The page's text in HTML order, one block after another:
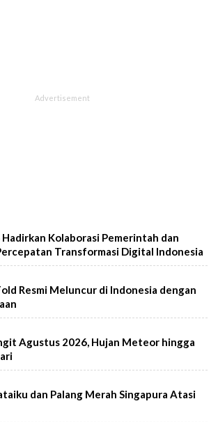
Hadirkan Kolaborasi Pemerintah dan
Transformasi Digital Indonesia
Resmi Meluncur di Indonesia dengan
Agustus 2026, Hujan Meteor hingga
dan Palang Merah Singapura Atasi